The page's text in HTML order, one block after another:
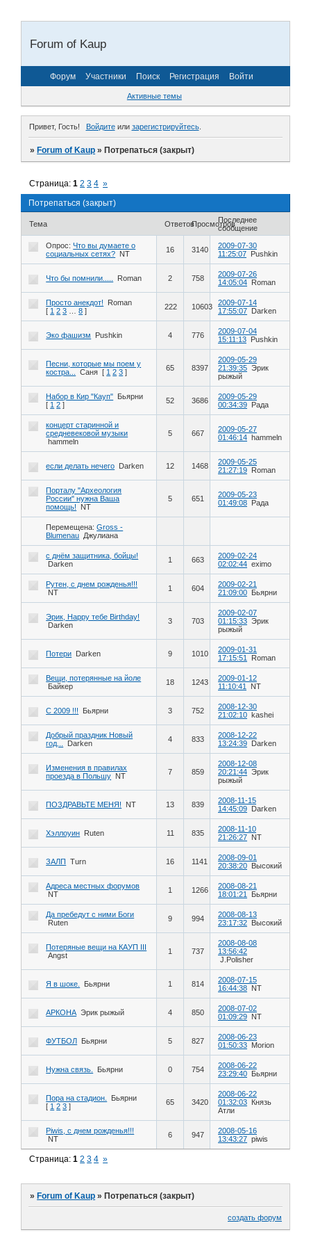
Forum of Kaup
Форум Участники Поиск Регистрация Войти
Активные темы
Привет, Гость! Войдитеили зарегистрируйтесь.
»Forum of Kaup »Потрепаться (закрыт)
Потрепаться (закрыт)
Страница:1 2 3 4 »
Тема ОтветовПросмотровПоследнее
сообщение
Опрос: Что вы думаете о
социальных сетях? NT 16 3140
2009-07-30
11:25:07
Pushkin
Что бы помнили..... Roman 2 758
2009-07-26
14:05:04
Roman
Просто анекдот!
Roman
[ 1 2 3 8 ] 222 10603
2009-07-14
17:55:07
Darken
Эко фашизм Pushkin 4 776
2009-07-04
15:11:13
Pushkin
Песни, которые мы поем у
костра...
Саня [ 1 2 3 ] 65 8397
2009-05-29
21:39:35 Эрик
рыжый
Набор в Кир "Кауп"
Бьярни
[ 1 2 ] 52 3686
2009-05-29
00:34:39
Рада
концерт старинной и
средневековой музыки
hammeln
5 667
2009-05-27
01:46:14 hammeln
если делать нечего Darken 12 1468
2009-05-25
21:27:19
Roman
Порталу "Археология
России" нужна Ваша
помощь!
NT
5 651
2009-05-23
01:49:08
Рада
Перемещена: Gross -
Blumenau Джулиана
с днём защитника, бойцы!
Darken
1 663
2009-02-24
02:02:44 eximo
Рутен, с днем рожденья!!!
NT
1 604
2009-02-21
21:09:00
Бьярни
Эрик, Happy тебе Birthday!
Darken
3 703
2009-02-07
01:15:33 Эрик
рыжый
Потери Darken 9 1010
2009-01-31
17:15:51
Roman
Вещи, потерянные на йоле
Байкер
18 1243
2009-01-12
11:10:41
NT
С 2009 !!! Бьярни 3 752
2008-12-30
21:02:10 kashei
Добрый праздник Новый
год...
Darken 4 833
2008-12-22
13:24:39
Darken
Изменения в правилах
проезда в Польшу NT 7 859
2008-12-08
20:21:44 Эрик
рыжый
ПОЗДРАВЬТЕ МЕНЯ! NT 13 839
2008-11-15
14:45:09
Darken
Хэллоуин Ruten 11 835
2008-11-10
21:26:27 NT
ЗАЛП Turn 16 1141
2008-09-01
20:38:20
Высокий
Адреса местных форумов
NT
1 1266
2008-08-21
18:01:21
Бьярни
Да пребедут с ними Боги
Ruten
9 994
2008-08-13
23:17:32
Высокий
Потеряные вещи на КАУП III
Angst
1 737
2008-08-08
13:56:42
J.Polisher
Я в шоке. Бьярни 1 814
2008-07-15
16:44:38 NT
АРКОНА Эрик рыжый 4 850
2008-07-02
01:09:29 NT
ФУТБОЛ Бьярни 5 827
2008-06-23
01:50:33 Morion
Нужна связь. Бьярни 0 754
2008-06-22
23:29:40
Бьярни
Пора на стадион.
Бьярни
[ 1 2 3 ] 65 3420
2008-06-22
01:32:03
Князь
Атли
Piwis, с днем рожденья!!!
NT
6 947
2008-05-16
13:43:27 piwis
Страница:1 2 3 4 »
»Forum of Kaup »Потрепаться (закрыт)
создать форум